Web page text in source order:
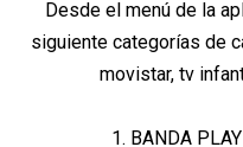
Desde el menú de la
siguiente categorías de
movistar, tv
1. BANDA